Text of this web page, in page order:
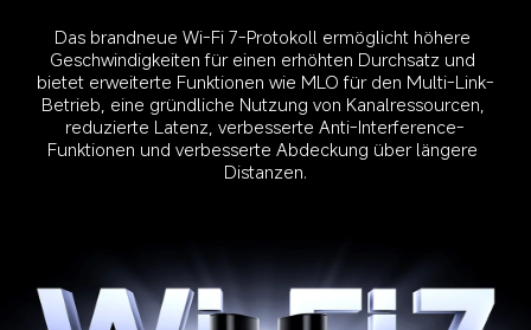
Das brandneue Wi-Fi 7-Protokoll ermöglicht höhere
Geschwindigkeiten für einen erhöhten Durchsatz und
bietet erweiterte Funktionen wie MLO für den Multi-Link-
Betrieb, eine gründliche Nutzung von Kanalressourcen,
reduzierte Latenz, verbesserte Anti-Interference-
Funktionen und verbesserte Abdeckung über längere
Distanzen.